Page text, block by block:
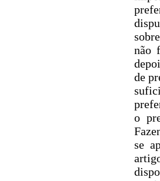
não
de
o
se